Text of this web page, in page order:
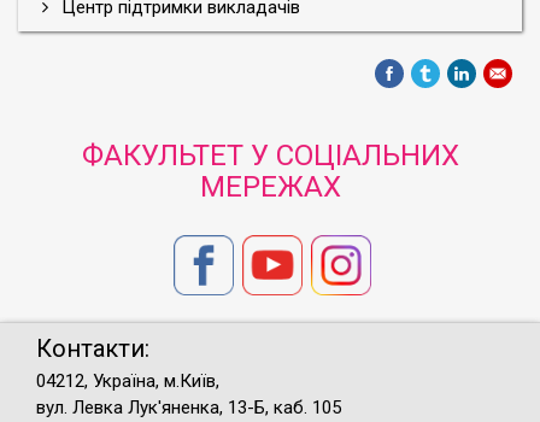
Центр підтримки викладачів
ФАКУЛЬТЕТ У СОЦІАЛЬНИХ
МЕРЕЖАХ
Контакти:
04212, Україна, м.Київ,
вул. Левка Лук'яненка, 13-Б, каб. 105